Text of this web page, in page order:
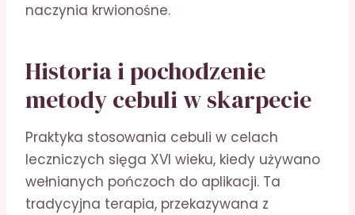
naczynia krwionośne.
Historia i pochodzenie
metody cebuli w skarpecie
Praktyka stosowania cebuli w celach
leczniczych sięga XVI wieku, kiedy używano
wełnianych pończoch do aplikacji. Ta
tradycyjna terapia, przekazywana z